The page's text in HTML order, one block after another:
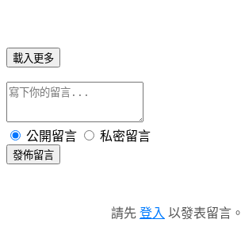
載入更多
公開留言 私密留言
發佈留言
請先 登入 以發表留言。